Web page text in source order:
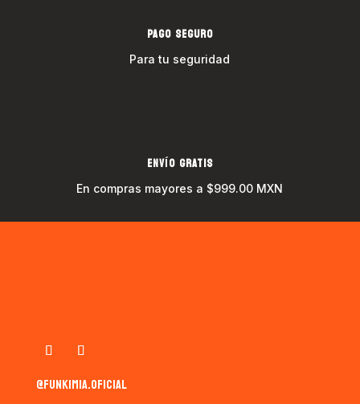
PAGO SEGURO
Para tu seguridad
ENVÍO GRATIS
En compras mayores a $999.00 MXN
@funkimia.oficial